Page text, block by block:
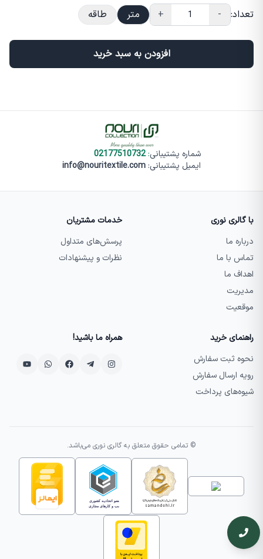
تعداد: -
+ متر طاقه
افزودن به سبد خرید
شماره پشتیبانی:
02177510732
ایمیل پشتیبانی: info@nouritextile.com
با گالری نوری
درباره ما
تماس با ما
اهداف ما
مدیریت
موقعیت
خدمات مشتریان
پرسش‌های متداول
نظرات و پیشنهادات
راهنمای خرید
نحوه ثبت سفارش
رویه ارسال سفارش
شیوه‌های پرداخت
همراه ما باشید!
© تمامی حقوق متعلق به گالری نوری می‌باشد.